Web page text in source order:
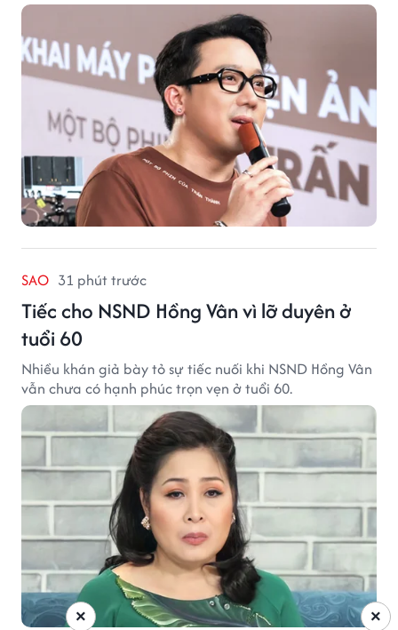
SAO 31 phút trước
Tiếc cho NSND Hồng Vân vì lỡ duyên ở
tuổi 60
Nhiều khán giả bày tỏ sự tiếc nuối khi NSND Hồng Vân
vẫn chưa có hạnh phúc trọn vẹn ở tuổi 60.
×
×